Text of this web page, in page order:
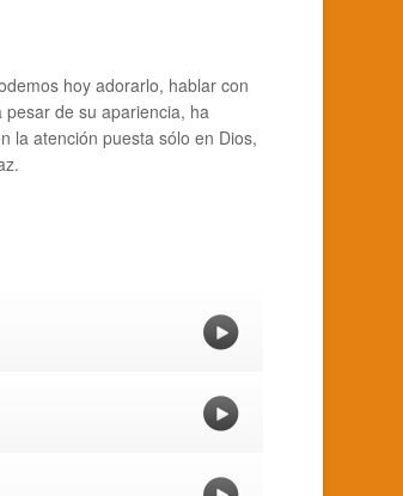
hoy adorarlo, hablar con
de su apariencia, ha
la atención puesta sólo en Dios,